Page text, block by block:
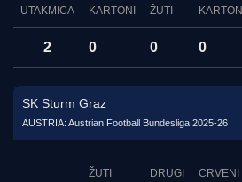
UTAKMICA
KARTONI
ŽUTI
KARTON
2 0 0 0
SK Sturm Graz
AUSTRIA: Austrian Football Bundesliga 2025-26
ŽUTI
DRUGI
CRVENI